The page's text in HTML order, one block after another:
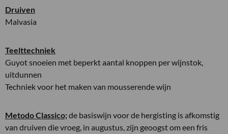
Druiven
Malvasia
Teelttechniek
Guyot snoeien met beperkt aantal knoppen per wijnstok,
uitdunnen
Techniek voor het maken van mousserende wijn
Metodo Classico;de basiswijn voor de hergisting is afkomstig
van druiven die vroeg, in augustus, zijn geoogst om een fris